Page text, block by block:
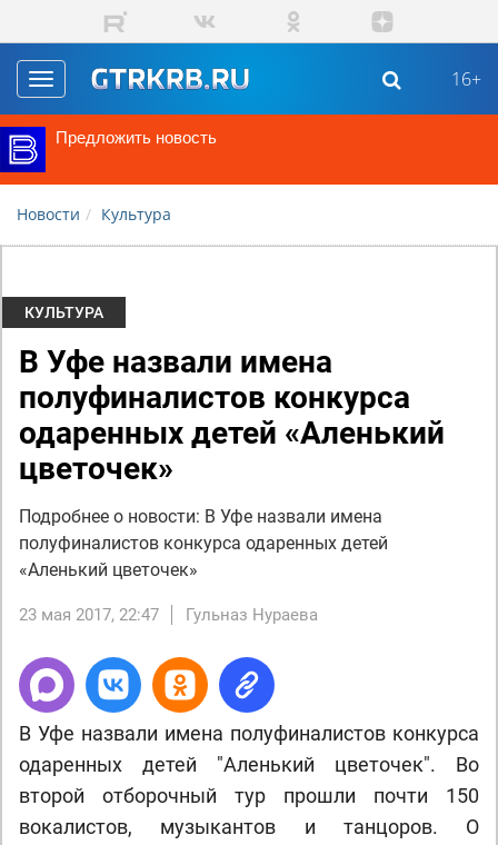
Перейти к основному содержанию
Toggle
navigation
16+
Предложить новость
Новости Культура
КУЛЬТУРА
В Уфе назвали имена
полуфиналистов конкурса
одаренных детей «Аленький
цветочек»
Подробнее о новости: В Уфе назвали имена
полуфиналистов конкурса одаренных детей
«Аленький цветочек»
23 мая 2017, 22:47 Гульназ Нураева
В Уфе назвали имена полуфиналистов конкурса
одаренных детей "Аленький цветочек". Во
второй отборочный тур прошли почти 150
вокалистов, музыкантов и танцоров. О